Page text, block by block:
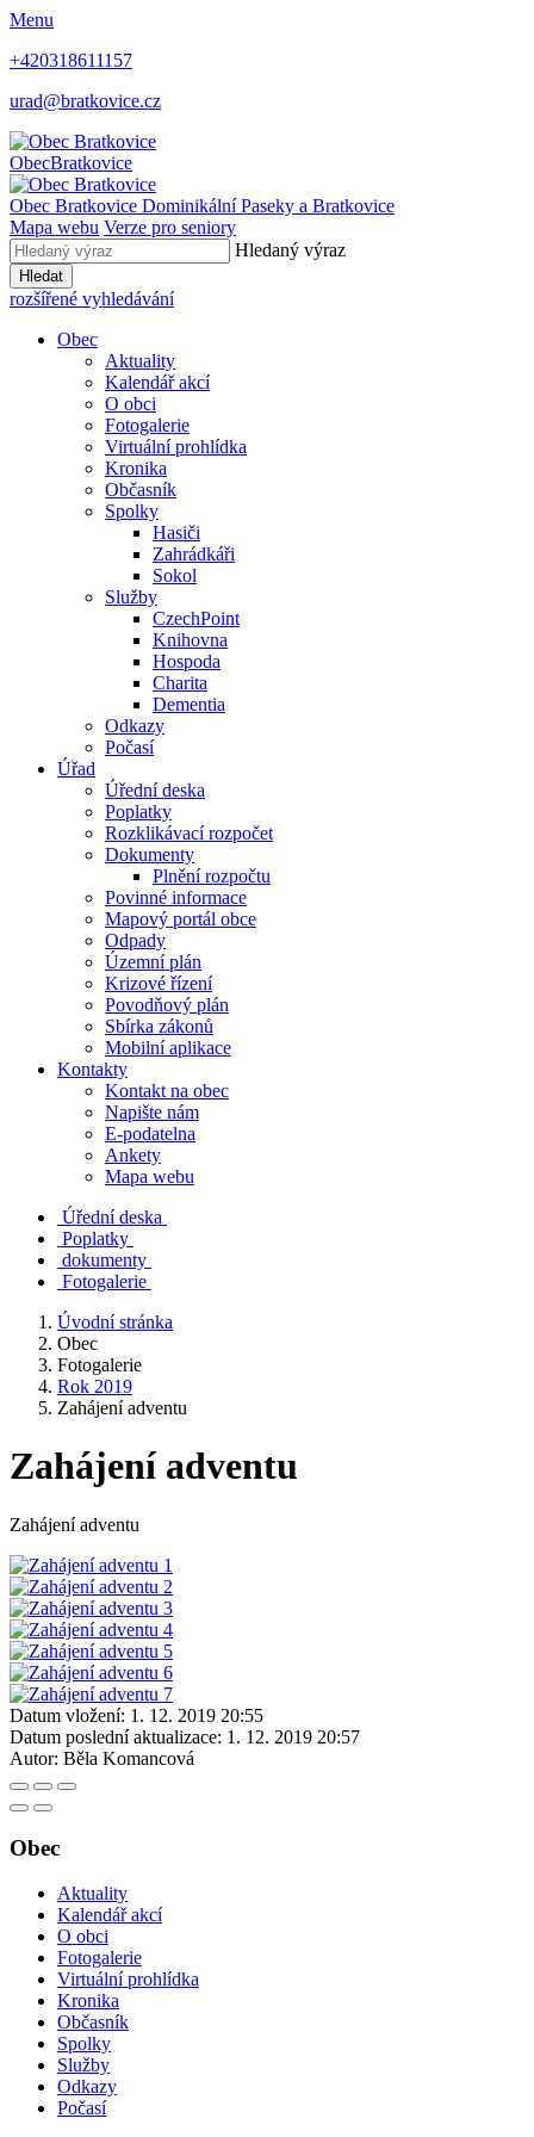
Menu
+420318611157
urad@bratkovice.cz
ObecBratkovice
Obec Bratkovice Dominikální Paseky a Bratkovice
Mapa webu Verze pro seniory
Hledaný výraz
Hledat
rozšířené vyhledávání
Obec
Aktuality
Kalendář akcí
O obci
Fotogalerie
Virtuální prohlídka
Kronika
Občasník
Spolky
Hasiči
Zahrádkáři
Sokol
Služby
CzechPoint
Knihovna
Hospoda
Charita
Dementia
Odkazy
Počasí
Úřad
Úřední deska
Poplatky
Rozklikávací rozpočet
Dokumenty
Plnění rozpočtu
Povinné informace
Mapový portál obce
Odpady
Územní plán
Krizové řízení
Povodňový plán
Sbírka zákonů
Mobilní aplikace
Kontakty
Kontakt na obec
Napište nám
E-podatelna
Ankety
Mapa webu
Úřední deska
Poplatky
dokumenty
Fotogalerie
Úvodní stránka
Obec
Fotogalerie
Rok 2019
Zahájení adventu
Zahájení adventu
Zahájení adventu
Datum vložení: 1. 12. 2019 20:55
Datum poslední aktualizace: 1. 12. 2019 20:57
Autor: Běla Komancová
Obec
Aktuality
Kalendář akcí
O obci
Fotogalerie
Virtuální prohlídka
Kronika
Občasník
Spolky
Služby
Odkazy
Počasí